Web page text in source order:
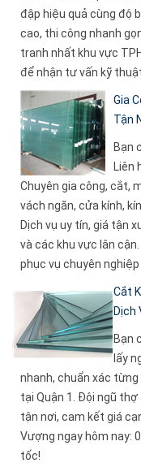
đập hiệu quả cùng độ
cao, thi công nhanh
tranh nhất khu vực
để nhận tư vấn kỹ
Gia
Tận
Bạn
Liên
Chuyên gia công, cắt,
vách ngăn, cửa kính,
Dịch vụ uy tín, giá tận
và các khu vực lân
phục vụ chuyên
Cắt
Dịch
Bạn
lấy
nhanh, chuẩn xác
tại Quận 1. Đội ngũ thợ
tận nơi, cam kết giá
Vượng ngay hôm nay:
tốc!